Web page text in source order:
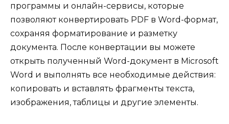
программы и онлайн-сервисы, которые
позволяют конвертировать PDF в Word-формат,
сохраняя форматирование и разметку
документа. После конвертации вы можете
открыть полученный Word-документ в Microsoft
Word и выполнять все необходимые действия:
копировать и вставлять фрагменты текста,
изображения, таблицы и другие элементы.